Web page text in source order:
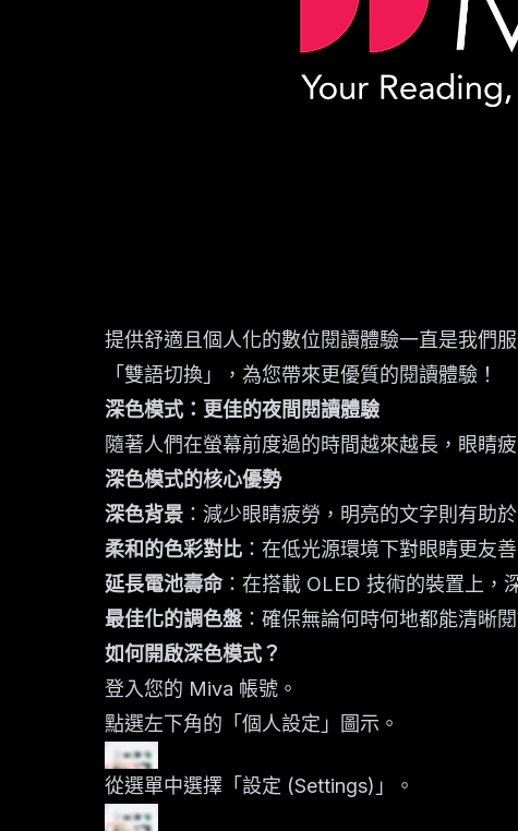
提供舒適且個人化的數位閱讀體驗一直是我們
「雙語切換」，為您帶來更優質的閱讀體驗！
深色模式：更佳的夜間閱讀體驗
隨著人們在螢幕前度過的時間越來越長，眼睛
深色模式的核心優勢
深色背景 ：減少眼睛疲勞，明亮的文字則有助
柔和的色彩對比 ：在低光源環境下對眼睛更友
延長電池壽命：在搭載 OLED 技術的裝置上，
最佳化的調色盤 ：確保無論何時何地都能清晰閱
如何開啟深色模式？
登入您的 Miva 帳號。
點選左下角的「個人設定」圖示。
從選單中選擇「設定 (Settings)」。